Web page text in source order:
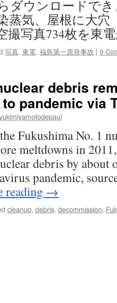
ダウンロードで
蒸気、屋根に大
撮写真734枚を東
写真, 東電, 福島第一原発事故 | 9
debris
pandemic via
Fukushima No. 1
meltdowns in
debris by about
pandemic,
reading →
cleanup, debris, decommission,